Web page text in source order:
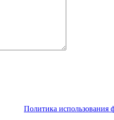
Политика использования